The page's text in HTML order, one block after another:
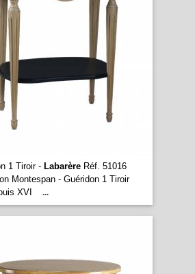
1 Tiroir - LabarèreRéf. 51016
Montespan - Guéridon 1 Tiroir
XVI
...